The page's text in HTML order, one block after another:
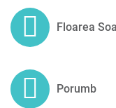
Floarea
Porumb